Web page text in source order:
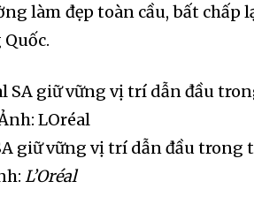
làm đẹp toàn cầu, bất chấp
giữ vững vị trí dẫn đầu trong
L’Oréal